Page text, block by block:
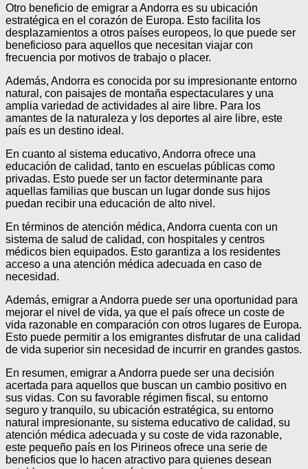
Otro beneficio de emigrar a Andorra es su ubicación
estratégica en el corazón de Europa. Esto facilita los
desplazamientos a otros países europeos, lo que puede ser
beneficioso para aquellos que necesitan viajar con
frecuencia por motivos de trabajo o placer.
Además, Andorra es conocida por su impresionante entorno
natural, con paisajes de montaña espectaculares y una
amplia variedad de actividades al aire libre. Para los
amantes de la naturaleza y los deportes al aire libre, este
país es un destino ideal.
En cuanto al sistema educativo, Andorra ofrece una
educación de calidad, tanto en escuelas públicas como
privadas. Esto puede ser un factor determinante para
aquellas familias que buscan un lugar donde sus hijos
puedan recibir una educación de alto nivel.
En términos de atención médica, Andorra cuenta con un
sistema de salud de calidad, con hospitales y centros
médicos bien equipados. Esto garantiza a los residentes
acceso a una atención médica adecuada en caso de
necesidad.
Además, emigrar a Andorra puede ser una oportunidad para
mejorar el nivel de vida, ya que el país ofrece un coste de
vida razonable en comparación con otros lugares de Europa.
Esto puede permitir a los emigrantes disfrutar de una calidad
de vida superior sin necesidad de incurrir en grandes gastos.
En resumen, emigrar a Andorra puede ser una decisión
acertada para aquellos que buscan un cambio positivo en
sus vidas. Con su favorable régimen fiscal, su entorno
seguro y tranquilo, su ubicación estratégica, su entorno
natural impresionante, su sistema educativo de calidad, su
atención médica adecuada y su coste de vida razonable,
este pequeño país en los Pirineos ofrece una serie de
beneficios que lo hacen atractivo para quienes desean